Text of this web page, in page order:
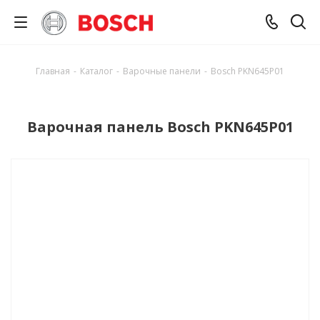
Главная - Каталог - Варочные панели - Bosch PKN645P01
Варочная панель Bosch PKN645P01